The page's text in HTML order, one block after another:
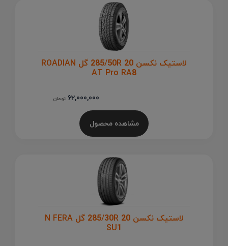
لاستیک نکسن 285/50R 20 گل ROADIAN
AT Pro RA8
62,000,000 تومان
مشاهده محصول
لاستیک نکسن 285/30R 20 گل N FERA
SU1